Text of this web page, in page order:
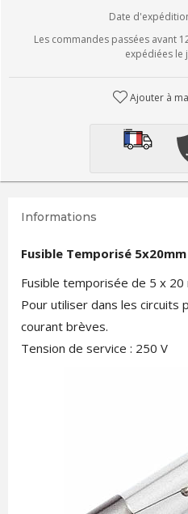
Date
Les commandes passées avant
expédiées le
Ajouter à
Informations
Fusible Temporisé 5x20mm
Fusible temporisée de 5 x 20
Pour utiliser dans les
courant brèves.
Tension de service : 250 V